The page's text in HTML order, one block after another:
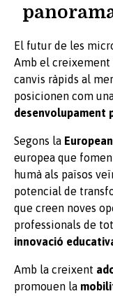
El futur de les
Amb el
canvis ràpids al
posicionen com
desenvolupament
Segons la
europea que
humà als països
potencial de
que creen noves
professionals de
innovació
Amb la creixent
promouen la